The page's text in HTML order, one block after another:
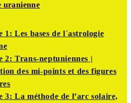
uranienne
1: Les bases de l´astrologie
2: Trans-neptuniennes |
des mi-points et des figures
3: La méthode de l’arc solaire,